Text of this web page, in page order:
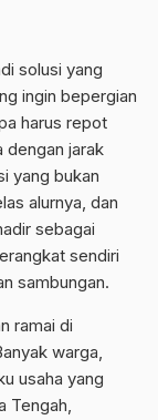
solusi yang
ingin bepergian
harus repot
dengan jarak
yang bukan
alurnya, dan
sebagai
sendiri
sambungan.
ramai di
warga,
usaha yang
Tengah,